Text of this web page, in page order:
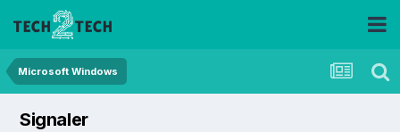
Microsoft Windows
Signaler